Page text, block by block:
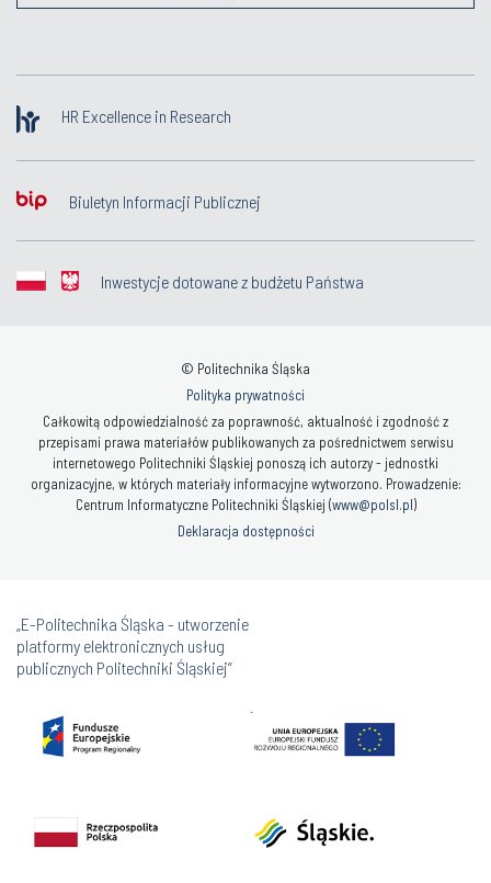
HR Excellence in Research
Biuletyn Informacji Publicznej
Inwestycje dotowane z budżetu Państwa
© Politechnika Śląska
Polityka prywatności
Całkowitą odpowiedzialność za poprawność, aktualność i zgodność z
przepisami prawa materiałów publikowanych za pośrednictwem serwisu
internetowego Politechniki Śląskiej ponoszą ich autorzy - jednostki
organizacyjne, w których materiały informacyjne wytworzono. Prowadzenie:
Centrum Informatyczne Politechniki Śląskiej (www@polsl.pl)
Deklaracja dostępności
„E-Politechnika Śląska - utworzenie
platformy elektronicznych usług
publicznych Politechniki Śląskiej”